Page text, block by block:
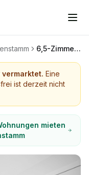
6,5-Zimmer Dachterrassenwohnung
Eine
ist derzeit nicht
mieten